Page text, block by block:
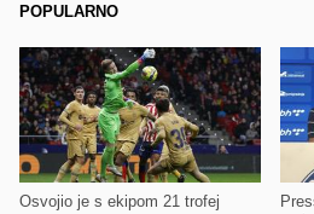
POPULARNO
Osvojio je s ekipom 21 trofej